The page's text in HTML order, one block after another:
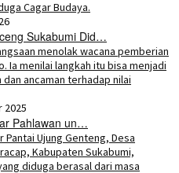
Sukabumi Did…
2025
Pahlawan un…